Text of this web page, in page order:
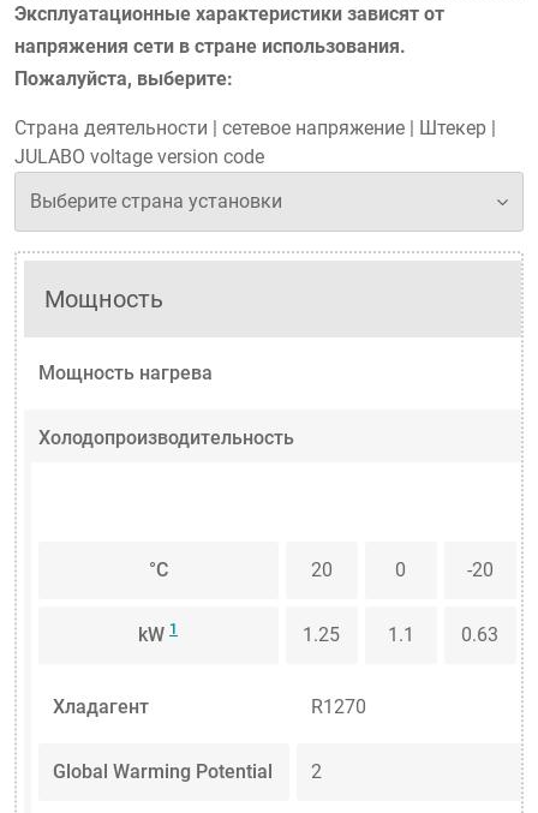
Эксплуатационные характеристики зависят от
напряжения сети в стране использования.
Пожалуйста, выберите:
Страна деятельности | сетевое напряжение | Штекер |
JULABO voltage version code
Мощность
Мощность нагрева
Холодопроизводительность
°C 20 0 -20
kW1 1.25 1.1 0.63
Хладагент R1270
Global Warming Potential 2